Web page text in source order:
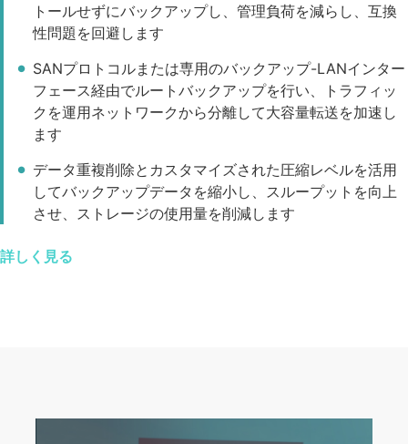
トールせずにバックアップし、管理負荷を減らし、互換
性問題を回避します
SANプロトコルまたは専用のバックアップ-LANインター
フェース経由でルートバックアップを行い、トラフィッ
クを運用ネットワークから分離して大容量転送を加速し
ます
データ重複削除とカスタマイズされた圧縮レベルを活用
してバックアップデータを縮小し、スループットを向上
させ、ストレージの使用量を削減します
詳しく見る